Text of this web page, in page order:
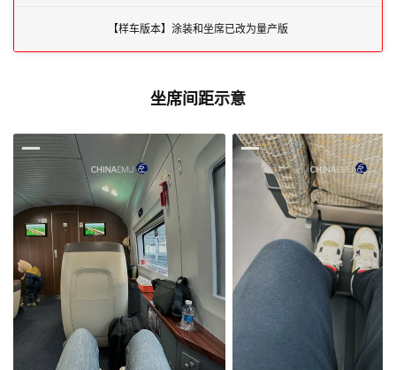
【样车版本】涂装和坐席已改为量产版
坐席间距示意